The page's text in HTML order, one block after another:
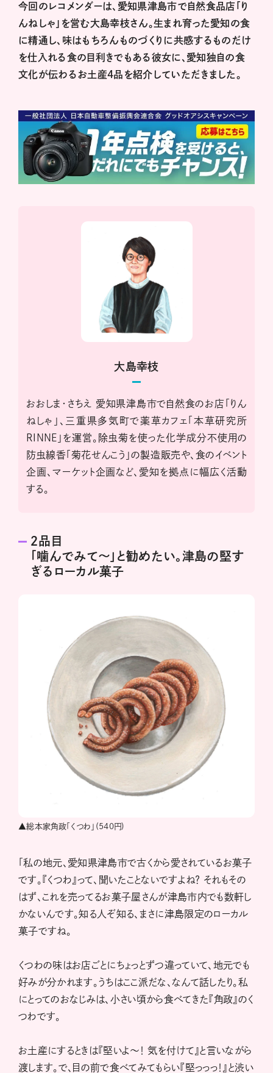
今回のレコメンダーは、愛知県津島市で自然食品店「り
んねしゃ」を営む大島幸枝さん。生まれ育った愛知の食
に精通し、味はもちろんものづくりに共感するものだけ
を仕入れる食の目利きでもある彼女に、愛知独自の食
文化が伝わるお土産4品を紹介していただきました。
大島幸枝
おおしま・さちえ 愛知県津島市で自然食のお店「りん
ねしゃ」、三重県多気町で薬草カフェ「本草研究所
RINNE」を運営。除虫菊を使った化学成分不使用の
防虫線香「菊花せんこう」の製造販売や、食のイベント
企画、マーケット企画など、愛知を拠点に幅広く活動
する。
２品目
「噛んでみて〜」と勧めたい。津島の堅す
ぎるローカル菓子
▲総本家角政「くつわ」(540円)
「私の地元、愛知県津島市で古くから愛されているお菓子
です。『くつわ』って、聞いたことないですよね？ それもその
はず、これを売ってるお菓子屋さんが津島市内でも数軒し
かないんです。知る人ぞ知る、まさに津島限定のローカル
菓子ですね。
くつわの味はお店ごとにちょっとずつ違っていて、地元でも
好みが分かれます。うちはここ派だな、なんて話したり。私
にとってのおなじみは、小さい頃から食べてきた『角政』のく
つわです。
お土産にするときは『堅いよ〜！ 気を付けて』と言いながら
渡します。で、目の前で食べてみてもらい『堅っっっ！』と渋い